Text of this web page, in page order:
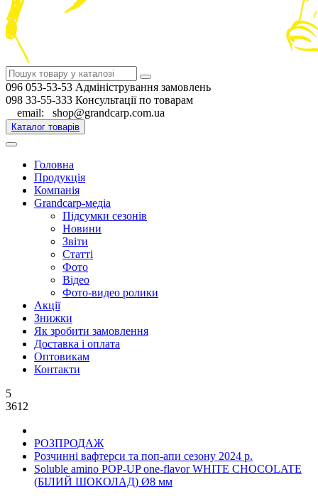
096 053-53-53 Адміністрування замовлень
098 33-55-333 Консультації по товарам
email: shop@grandcarp.com.ua
Каталог товарів
Головна
Продукція
Компанія
Grandcarp-медіа
Підсумки сезонів
Новини
Звіти
Статті
Фото
Відео
Фото-видео ролики
Акції
Знижки
Як зробити замовлення
Доставка і оплата
Оптовикам
Контакти
5
3612
РОЗПРОДАЖ
Розчинні вафтерси та поп-апи сезону 2024 р.
Soluble amino POP-UP one-flavor WHITE CHOCOLATE
(БІЛИЙ ШОКОЛАД) Ø8 мм